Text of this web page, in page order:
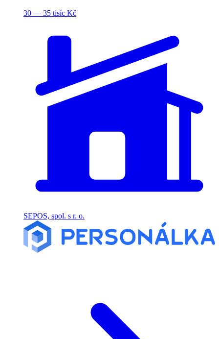
30 — 35 tisíc Kč
SEPOS, spol. s r. o.